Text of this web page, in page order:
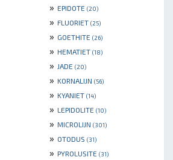
» EPIDOTE (20)
» FLUORIET (25)
» GOETHITE (26)
» HEMATIET (18)
» JADE (20)
» KORNALIJN (56)
» KYANIET (14)
» LEPIDOLITE (10)
» MICROLIJN (301)
» OTODUS (31)
» PYROLUSITE (31)